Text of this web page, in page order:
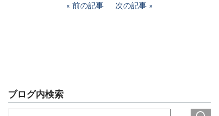
前の記事 次の記事
ブログ内検索